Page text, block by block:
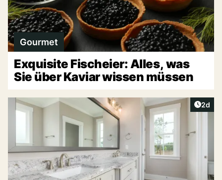
Gourmet
Exquisite Fischeier: Alles, was
Sie über Kaviar wissen müssen
2d